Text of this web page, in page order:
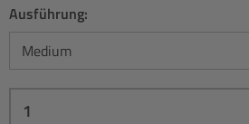
Ausführung: